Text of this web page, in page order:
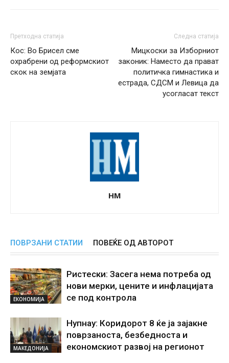
Претходна статија
Кос: Во Брисел сме
охрабрени од реформскиот
скок на земјата
Следна статија
Мицкоски за Изборниот
законик: Наместо да прават
политичка гимнастика и
естрада, СДСМ и Левица да
усогласат текст
НМ
ПОВРЗАНИ СТАТИИ ПОВЕЌЕ ОД АВТОРОТ
ЕКОНОМИЈА
Ристески: Засега нема потреба од
нови мерки, цените и инфлацијата
се под контрола
МАКЕДОНИЈА
Нупнау: Коридорот 8 ќе ја зајакне
поврзаноста, безбедноста и
економскиот развој на регионот